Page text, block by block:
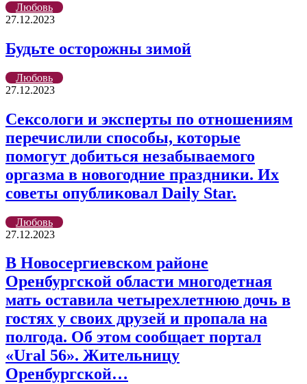
Любовь
27.12.2023
Будьте осторожны зимой
Любовь
27.12.2023
Сексологи и эксперты по отношениям
перечислили способы, которые
помогут добиться незабываемого
оргазма в новогодние праздники. Их
советы опубликовал Daily Star.
Любовь
27.12.2023
В Новосергиевском районе
Оренбургской области многодетная
мать оставила четырехлетнюю дочь в
гостях у своих друзей и пропала на
полгода. Об этом сообщает портал
«Ural 56». Жительницу
Оренбургской…